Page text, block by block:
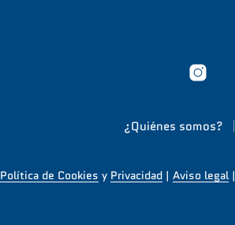
¿Quiénes somos?
Política de Cookies y Privacidad | Aviso legal|